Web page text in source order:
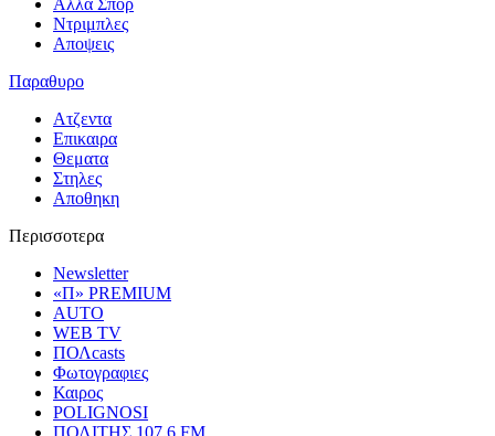
Ντριμπλες
Αποψεις
Παραθυρο
Ατζεντα
Επικαιρα
Θεματα
Στηλες
Αποθηκη
Περισσοτερα
Newsletter
«Π» PREMIUM
AUTO
WEB TV
ΠΟΛcasts
Φωτογραφιες
Καιρος
POLIGNOSI
ΠΟΛΙΤΗΣ 107.6 FM